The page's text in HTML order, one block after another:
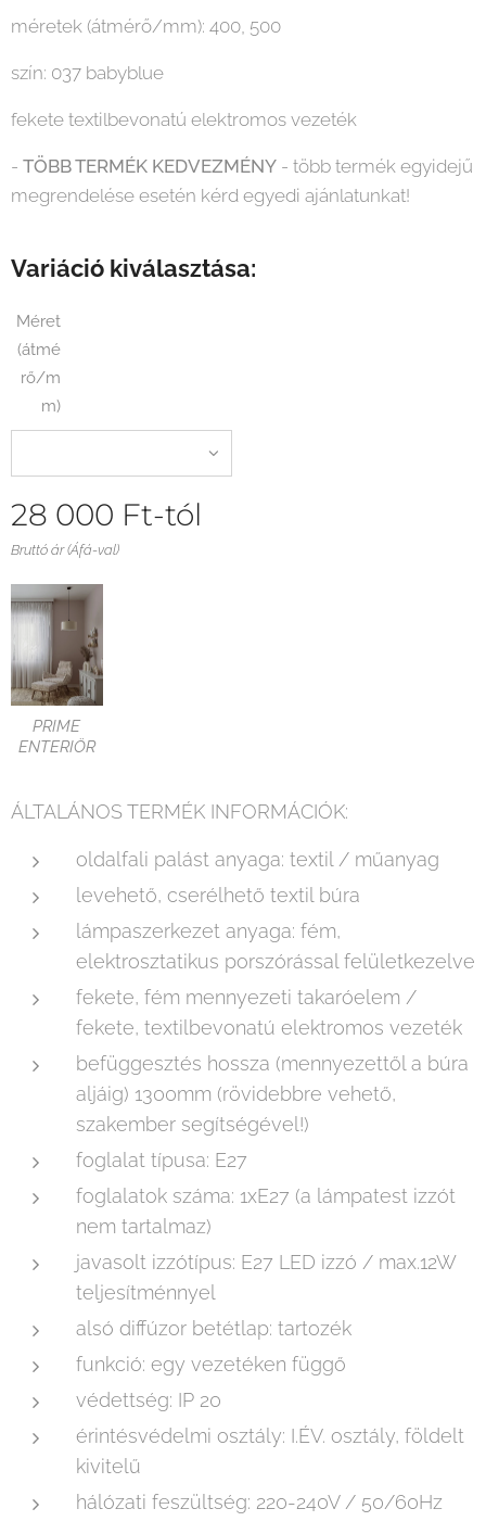
méretek (átmérő/mm): 400, 500
szín: 037 babyblue
fekete textilbevonatú elektromos vezeték
- TÖBB TERMÉK KEDVEZMÉNY - több termék egyidejű
megrendelése esetén kérd egyedi ajánlatunkat!
Variáció kiválasztása:
Méret
(átmé
rő/m
m)
28 000 Ft-tól
Bruttó ár (Áfá-val)
PRIME
ENTERIÖR
ÁLTALÁNOS TERMÉK INFORMÁCIÓK:
oldalfali palást anyaga: textil / műanyag
levehető, cserélhető textil búra
lámpaszerkezet anyaga: fém,
elektrosztatikus porszórással felületkezelve
fekete, fém mennyezeti takaróelem /
fekete, textilbevonatú elektromos vezeték
befüggesztés hossza (mennyezettől a búra
aljáig) 1300mm (rövidebbre vehető,
szakember segítségével!)
foglalat típusa: E27
foglalatok száma: 1xE27 (a lámpatest izzót
nem tartalmaz)
javasolt izzótípus: E27 LED izzó / max.12W
teljesítménnyel
alsó diffúzor betétlap: tartozék
funkció: egy vezetéken függő
védettség: IP 20
érintésvédelmi osztály: I.ÉV. osztály, földelt
kivitelű
hálózati feszültség: 220-240V / 50/60Hz